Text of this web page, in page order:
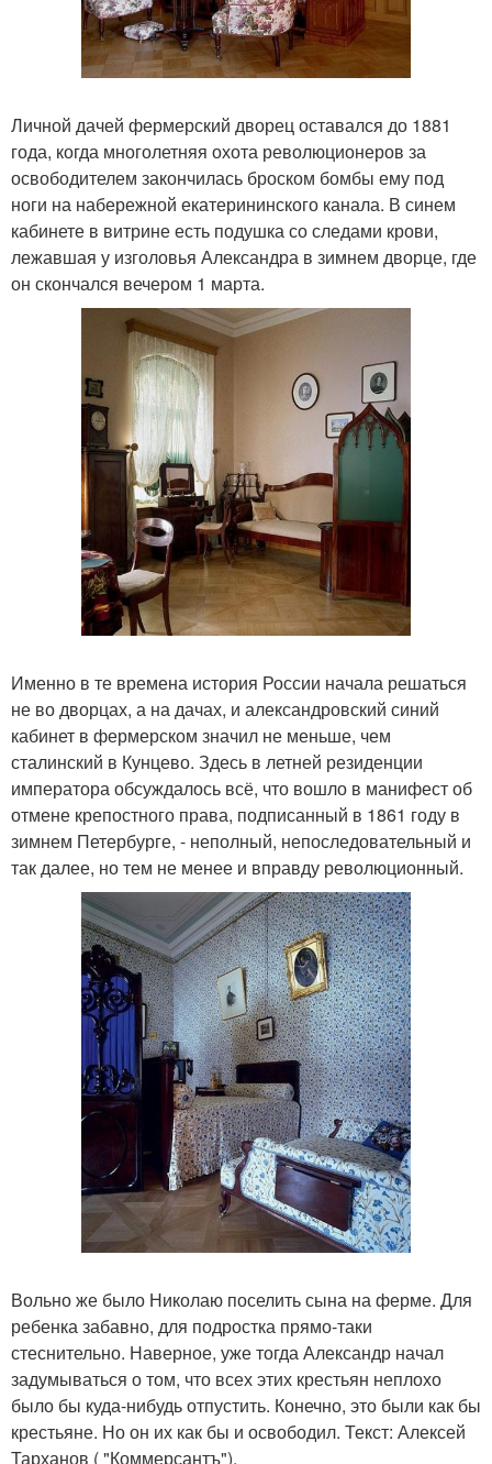
Личной дачей фермерский дворец оставался до 1881
года, когда многолетняя охота революционеров за
освободителем закончилась броском бомбы ему под
ноги на набережной екатерининского канала. В синем
кабинете в витрине есть подушка со следами крови,
лежавшая у изголовья Александра в зимнем дворце, где
он скончался вечером 1 марта.
Именно в те времена история России начала решаться
не во дворцах, а на дачах, и александровский синий
кабинет в фермерском значил не меньше, чем
сталинский в Кунцево. Здесь в летней резиденции
императора обсуждалось всё, что вошло в манифест об
отмене крепостного права, подписанный в 1861 году в
зимнем Петербурге, - неполный, непоследовательный и
так далее, но тем не менее и вправду революционный.
Вольно же было Николаю поселить сына на ферме. Для
ребенка забавно, для подростка прямо-таки
стеснительно. Наверное, уже тогда Александр начал
задумываться о том, что всех этих крестьян неплохо
было бы куда-нибудь отпустить. Конечно, это были как бы
крестьяне. Но он их как бы и освободил. Текст: Алексей
Тарханов ( "Коммерсантъ").